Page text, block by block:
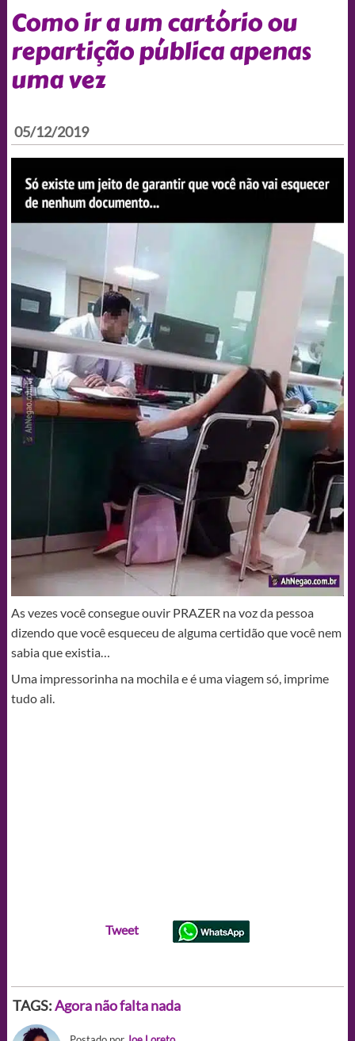
Como ir a um cartório ou
repartição pública apenas
uma vez
05/12/2019
As vezes você consegue ouvir PRAZER na voz da pessoa
dizendo que você esqueceu de alguma certidão que você nem
sabia que existia…
Uma impressorinha na mochila e é uma viagem só, imprime
tudo ali.
Tweet
TAGS:Agora não falta nada